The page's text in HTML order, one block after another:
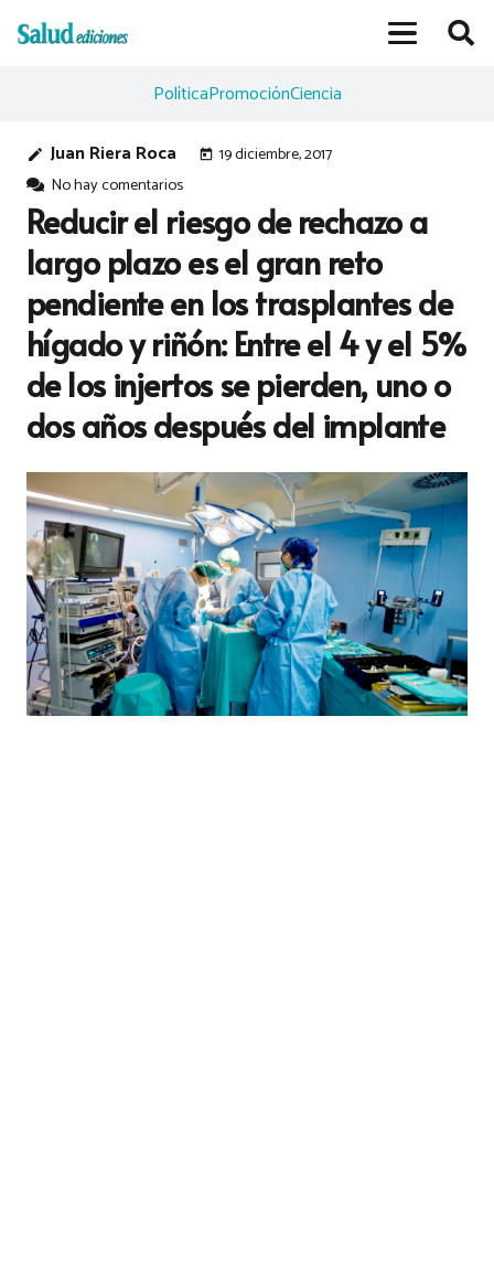
PolíticaPromociónCiencia
edit Juan Riera Roca today 19 diciembre, 2017
No hay comentarios
Reducir el riesgo de rechazo a
largo plazo es el gran reto
pendiente en los trasplantes de
hígado y riñón: Entre el 4 y el 5%
de los injertos se pierden, uno o
dos años después del implante